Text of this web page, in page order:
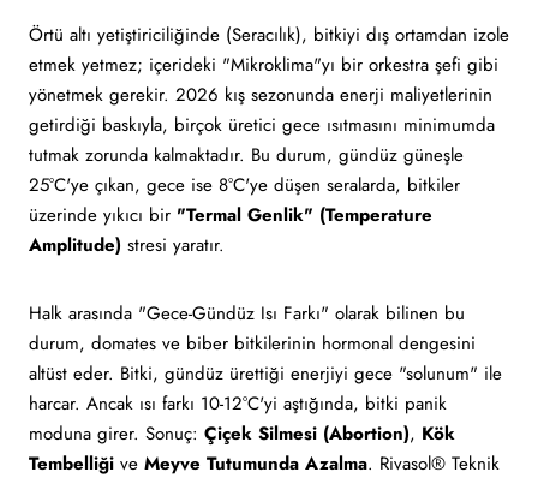
Örtü altı yetiştiriciliğinde (Seracılık), bitkiyi dış ortamdan izole
etmek yetmez; içerideki "Mikroklima"yı bir orkestra şefi gibi
yönetmek gerekir. 2026 kış sezonunda enerji maliyetlerinin
getirdiği baskıyla, birçok üretici gece ısıtmasını minimumda
tutmak zorunda kalmaktadır. Bu durum, gündüz güneşle
25°C'ye çıkan, gece ise 8°C'ye düşen seralarda, bitkiler
üzerinde yıkıcı bir "Termal Genlik" (Temperature
Amplitude) stresi yaratır.
Halk arasında "Gece-Gündüz Isı Farkı" olarak bilinen bu
durum, domates ve biber bitkilerinin hormonal dengesini
altüst eder. Bitki, gündüz ürettiği enerjiyi gece "solunum" ile
harcar. Ancak ısı farkı 10-12°C'yi aştığında, bitki panik
moduna girer. Sonuç: Çiçek Silmesi (Abortion), Kök
Tembelliği ve Meyve Tutumunda Azalma. Rivasol® Teknik